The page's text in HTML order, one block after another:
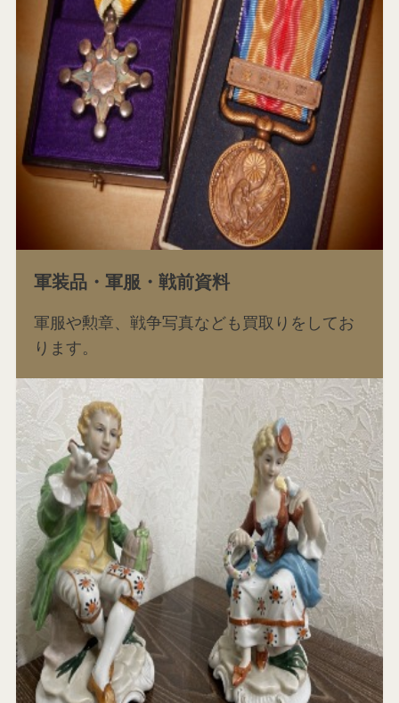
軍装品・軍服・戦前資料
軍服や勲章、戦争写真なども買取りをしてお
ります。